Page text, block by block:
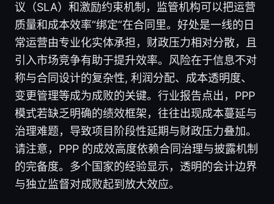
议（SLA）和激励约束机制，监管机构可以把运营
质量和成本效率“绑定”在合同里。好处是一线的日
常运营由专业化实体承担，财政压力相对分散，且
引入市场竞争有助于提升效率。风险在于信息不对
称与合同设计的复杂性, 利润分配、成本透明度、
变更管理等成为成败的关键。行业报告点出，PPP
模式若缺乏明确的绩效框架，往往出现成本蔓延与
治理难题，导致项目阶段性延期与财政压力叠加。
请注意，PPP 的成效高度依赖合同治理与披露机制
的完备度。多个国家的经验显示，透明的会计边界
与独立监督对成败起到放大效应。